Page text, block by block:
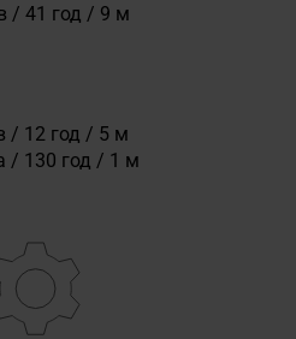
/ 41 год / 9 м
/ 12 год / 5 м
/ 130 год / 1 м